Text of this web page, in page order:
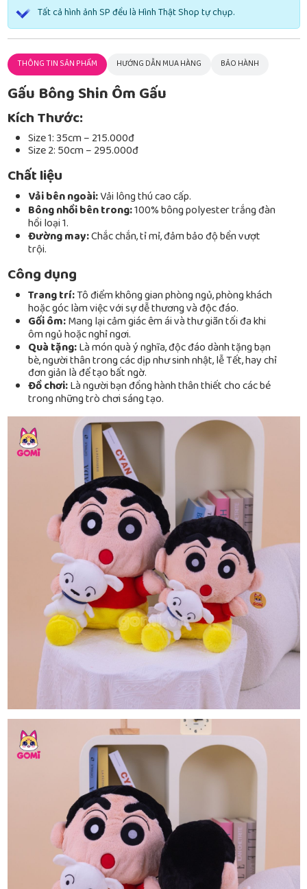
Tất cả hình ảnh SP đều là Hình Thật Shop tự chụp.
THÔNG TIN SẢN PHẨM HƯỚNG DẪN MUA HÀNG BẢO HÀNH
Gấu Bông Shin Ôm Gấu
Kích Thước:
Size 1: 35cm – 215.000đ
Size 2: 50cm – 295.000đ
Chất liệu
Vải bên ngoài:Vải lông thú cao cấp.
Bông nhồi bên trong:100% bông polyester trắng đàn
hồi loại 1.
Đường may:Chắc chắn, tỉ mỉ, đảm bảo độ bền vượt
trội.
Công dụng
Trang trí:Tô điểm không gian phòng ngủ, phòng khách
hoặc góc làm việc với sự dễ thương và độc đáo.
Gối ôm:Mang lại cảm giác êm ái và thư giãn tối đa khi
ôm ngủ hoặc nghỉ ngơi.
Quà tặng:Là món quà ý nghĩa, độc đáo dành tặng bạn
bè, người thân trong các dịp như sinh nhật, lễ Tết, hay chỉ
đơn giản là để tạo bất ngờ.
Đồ chơi:Là người bạn đồng hành thân thiết cho các bé
trong những trò chơi sáng tạo.